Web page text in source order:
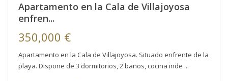
Apartamento en la Cala de Villajoyosa
enfren...
350,000 €
Apartamento en la Cala de Villajoyosa. Situado enfrente de la
playa. Dispone de 3 dormitorios, 2 baños, cocina inde